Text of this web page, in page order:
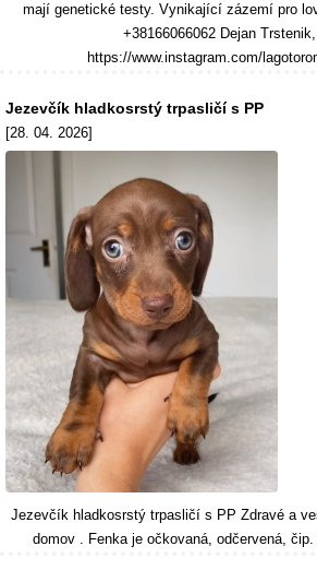
mají genetické testy. Vynikající zázemí pro
+38166066062 Dejan
https://www.instagram.com/
Jezevčík hladkosrstý trpasličí s PP
[28. 04. 2026]
Jezevčík hladkosrstý trpasličí s PP Zdravé a
domov . Fenka je očkovaná, odčervená,